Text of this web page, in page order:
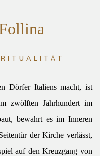
Dörfer Italiens macht, ist
zwölften Jahrhundert im
bewahrt es im Inneren
der Kirche verlässt,
auf den Kreuzgang von